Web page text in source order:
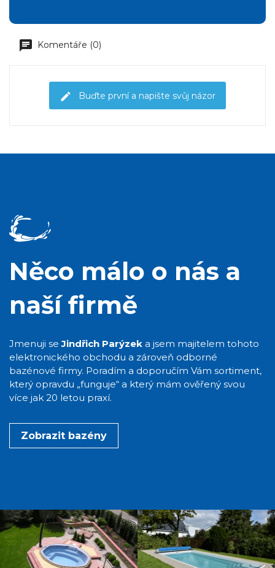
Komentáře (0)
Buďte první a napište svůj názor
Něco málo o nás a
naší firmě
Jmenuji seJindřich Parýzek a jsem majitelem tohoto
elektronického obchodu a zároveň odborné
bazénové firmy. Poradím a doporučím Vám sortiment,
který opravdu „funguje“ a který mám ověřený svou
více jak 20 letou praxí.
Zobrazit bazény